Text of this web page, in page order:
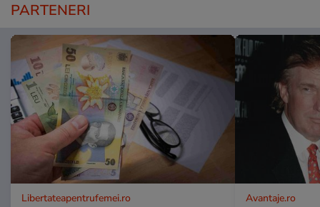
PARTENERI
Libertateapentrufemei.ro Avantaje.ro